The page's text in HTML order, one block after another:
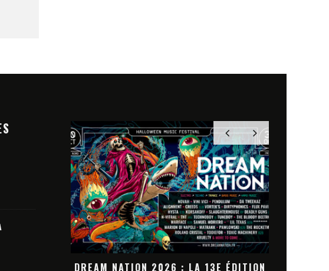
DREAM NATION 2026 : LA